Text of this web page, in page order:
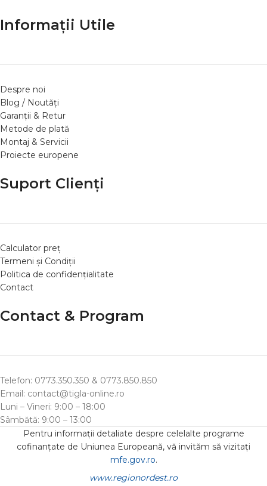
Informații Utile
Despre noi
Blog / Noutăți
Garanții & Retur
Metode de plată
Montaj & Servicii
Proiecte europene
Suport Clienți
Calculator preț
Termeni și Condiții
Politica de confidențialitate
Contact
Contact & Program
Telefon: 0773.350.350 & 0773.850.850
Email: contact@tigla-online.ro
Luni – Vineri: 9:00 – 18:00
Sâmbătă: 9:00 – 13:00
Pentru informații detaliate despre celelalte programe
cofinanțate de Uniunea Europeană, vă invităm să vizitați
mfe.gov.ro.
www.regionordest.ro